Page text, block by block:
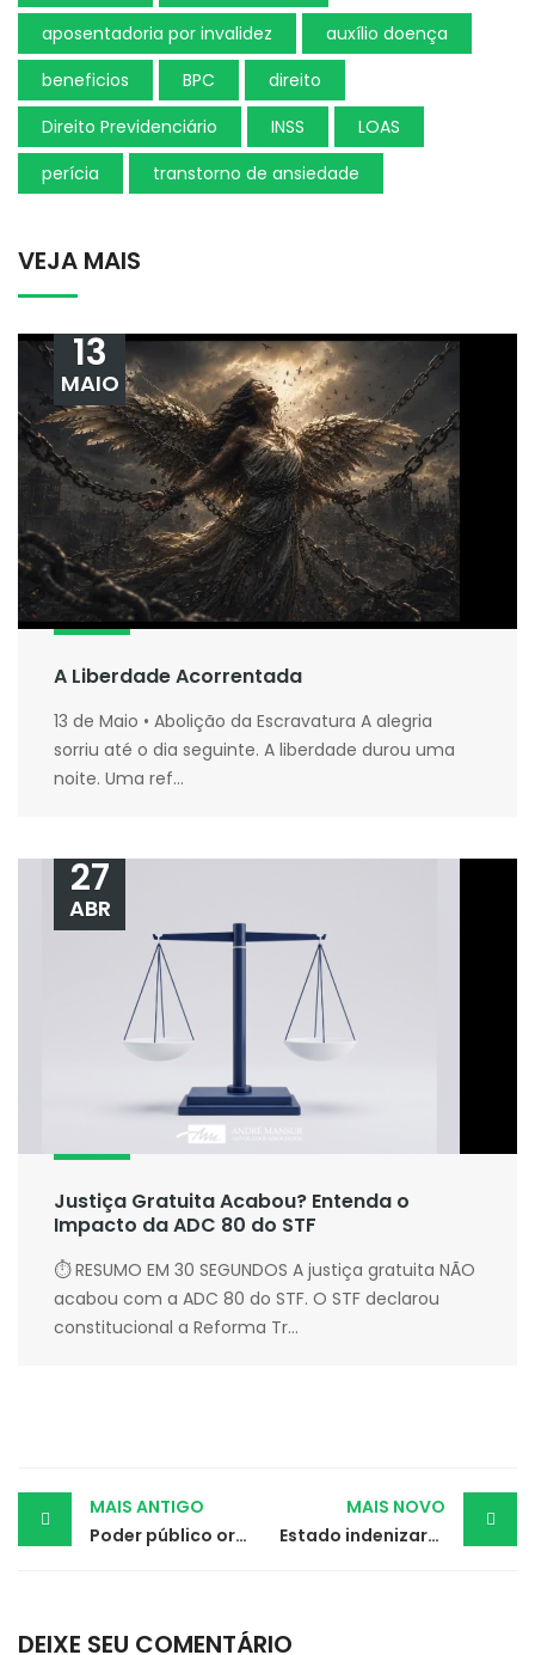
aposentadoria por invalidez
auxílio doença
beneficios
BPC
direito
Direito Previdenciário
INSS
LOAS
perícia
transtorno de ansiedade
VEJA MAIS
A Liberdade Acorrentada
13
MAIO
13 de Maio • Abolição da Escravatura A alegria
sorriu até o dia seguinte. A liberdade durou uma
noite. Uma ref...
Justiça Gratuita Acabou? Entenda o
Impacto da ADC 80 do STF
27
ABR
⏱ RESUMO EM 30 SEGUNDOS A justiça gratuita NÃO
acabou com a ADC 80 do STF. O STF declarou
constitucional a Reforma Tr...
Post
navigation
MAIS ANTIGO
Poder público ordenado a fornecer medicamentos indisponíveis no Brasil
MAIS NOVO
Estado indenizará réu que ficou 9 anos a mais em prisão domiciliar
DEIXE SEU COMENTÁRIO